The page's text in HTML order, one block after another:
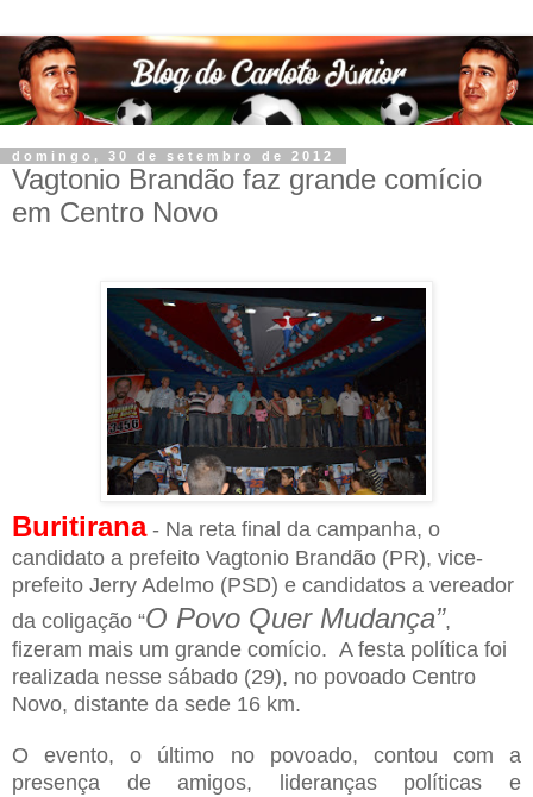
domingo, 30 de setembro de 2012
Vagtonio Brandão faz grande comício
em Centro Novo
Buritirana- Na reta final da campanha, o
candidato a prefeito Vagtonio Brandão (PR), vice-
prefeito Jerry Adelmo (PSD) e candidatos a vereador
da coligação “O Povo Quer Mudança”,
fizeram mais um grande comício. A festa política foi
realizada nesse sábado (29), no povoado Centro
Novo, distante da sede 16 km.
O evento, o último no povoado, contou com a
presença de amigos, lideranças políticas e